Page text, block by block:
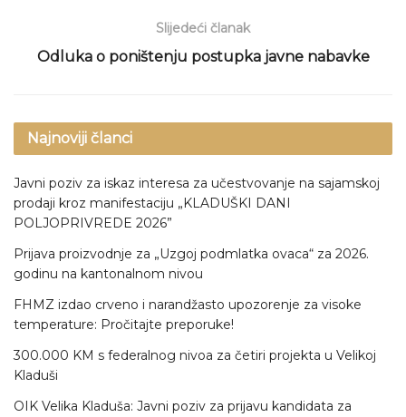
Slijedeći članak
Odluka o poništenju postupka javne nabavke
Najnoviji članci
Javni poziv za iskaz interesa za učestvovanje na sajamskoj
prodaji kroz manifestaciju „KLADUŠKI DANI
POLJOPRIVREDE 2026”
Prijava proizvodnje za „Uzgoj podmlatka ovaca“ za 2026.
godinu na kantonalnom nivou
FHMZ izdao crveno i narandžasto upozorenje za visoke
temperature: Pročitajte preporuke!
300.000 KM s federalnog nivoa za četiri projekta u Velikoj
Kladuši
OIK Velika Kladuša: Javni poziv za prijavu kandidata za